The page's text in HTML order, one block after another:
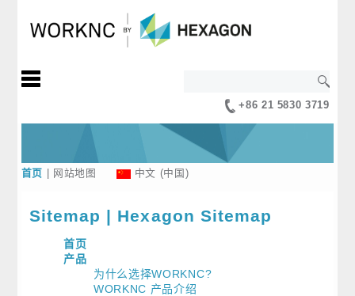
+86 21 5830 3719
首页 网站地图 中文 (中国)
Sitemap | Hexagon Sitemap
首页
产品
为什么选择WORKNC?
WORKNC 产品介绍